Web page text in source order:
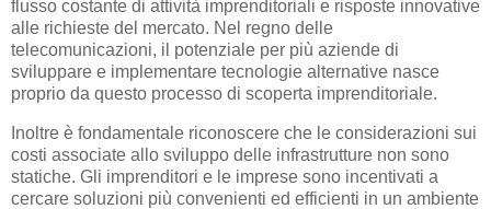
flusso costante di attività imprenditoriali e risposte innovative
alle richieste del mercato. Nel regno delle
telecomunicazioni, il potenziale per più aziende di
sviluppare e implementare tecnologie alternative nasce
proprio da questo processo di scoperta imprenditoriale.
Inoltre è fondamentale riconoscere che le considerazioni sui
costi associate allo sviluppo delle infrastrutture non sono
statiche. Gli imprenditori e le imprese sono incentivati ​​a
cercare soluzioni più convenienti ed efficienti in un ambiente